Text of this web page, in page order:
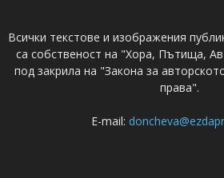
Всички текстове и изображения
са собственост на "Хора, Пътища,
под закрила на "Закона за
права".
E-mail: